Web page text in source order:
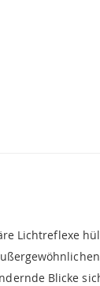
Lichtreflexe
Blicke